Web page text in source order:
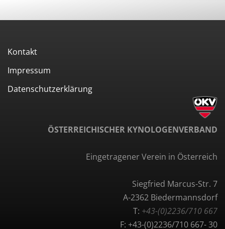
Kontakt
Impressum
Datenschutzerklärung
ÖSTERREICHISCHER KYNOLOGENVERBAND
Eingetragener Verein in Österreich
Siegfried Marcus-Str. 7
A-2362 Biedermannsdorf
T: +43-(0)2236/710 667
F: +43-(0)2236/710 667- 30